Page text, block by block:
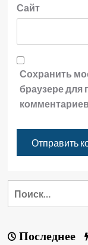
Сайт
Сохранить
браузере
Последнее